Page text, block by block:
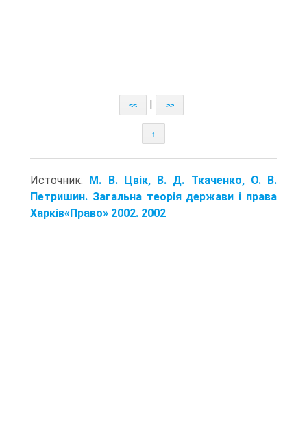
<< >>
↑
Источник: М. В. Цвік, В. Д. Ткаченко, О. В.
Петришин. Загальна теорія держави і права
Харків«Право» 2002. 2002